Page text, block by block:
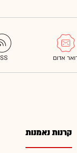
קרנות נאמנות